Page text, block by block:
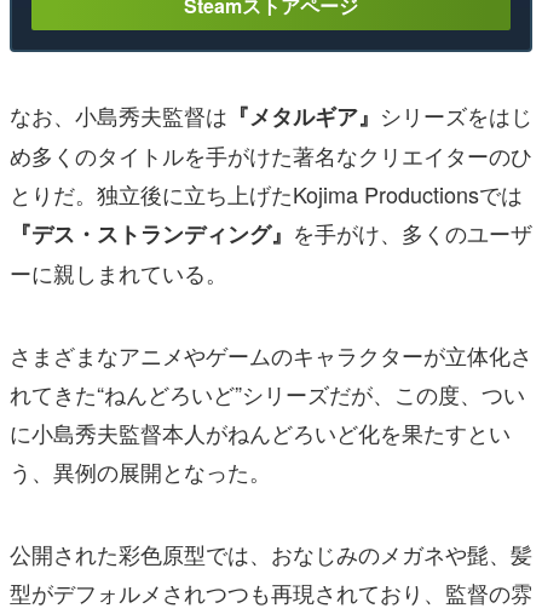
Steamストアページ
なお、小島秀夫監督は 『メタルギア』 シリーズをはじ
め多くのタイトルを手がけた著名なクリエイターのひ
とりだ。独立後に立ち上げたKojima Productionsでは
『デス・ストランディング』 を手がけ、多くのユーザ
ーに親しまれている。
さまざまなアニメやゲームのキャラクターが立体化さ
れてきた“ねんどろいど”シリーズだが、この度、つい
に小島秀夫監督本人がねんどろいど化を果たすとい
う、異例の展開となった。
公開された彩色原型では、おなじみのメガネや髭、髪
型がデフォルメされつつも再現されており、監督の雰